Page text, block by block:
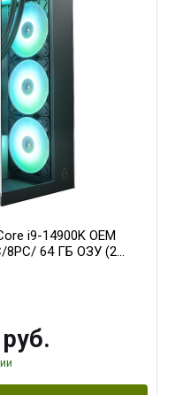
i9-14900K OEM
8PC/ 64 ГБ ОЗУ (2
WATERFORCE